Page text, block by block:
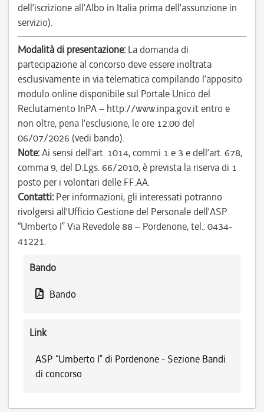
dell’iscrizione all’Albo in Italia prima dell’assunzione in
servizio).
Modalità di presentazione: La domanda di
partecipazione al concorso deve essere inoltrata
esclusivamente in via telematica compilando l’apposito
modulo online disponibile sul Portale Unico del
Reclutamento InPA – http://www.inpa.gov.it entro e
non oltre, pena l’esclusione, le ore 12:00 del
06/07/2026 (vedi bando).
Note:Ai sensi dell’art. 1014, commi 1 e 3 e dell’art. 678,
comma 9, del D.Lgs. 66/2010, è prevista la riserva di 1
posto per i volontari delle FF.AA.
Contatti: Per informazioni, gli interessati potranno
rivolgersi all’Ufficio Gestione del Personale dell’ASP
“Umberto I” Via Revedole 88 – Pordenone, tel.: 0434-
41221.
Bando
Bando
Link
ASP “Umberto I” di Pordenone - Sezione Bandi
di concorso